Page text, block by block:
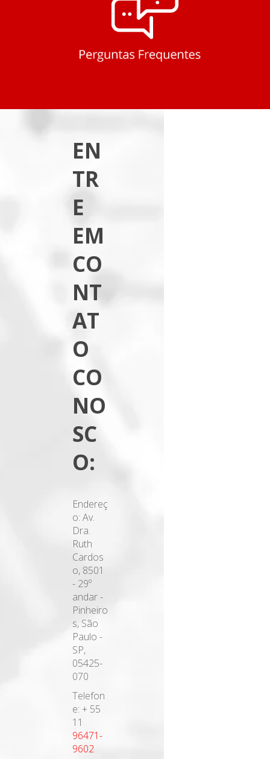
EN
TR
E
EM
CO
NT
AT
O
CO
NO
SC
O:
Endereç
o: Av.
Dra.
Ruth
Cardos
o, 8501
- 29º
andar -
Pinheiro
s, São
Paulo -
SP,
05425-
070
Telefon
e: + 55
11
96471-
9602